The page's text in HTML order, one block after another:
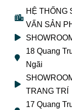
HỆ THỐNG
VẤN SẢN
18 Quang
Ngãi
TRANG TRÍ
17 Quang